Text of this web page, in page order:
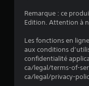
Remarque : ce
Edition. Attention à
Les fonctions en
aux conditions
confidentialité
ca/legal/terms-of-
ca/legal/privacy-